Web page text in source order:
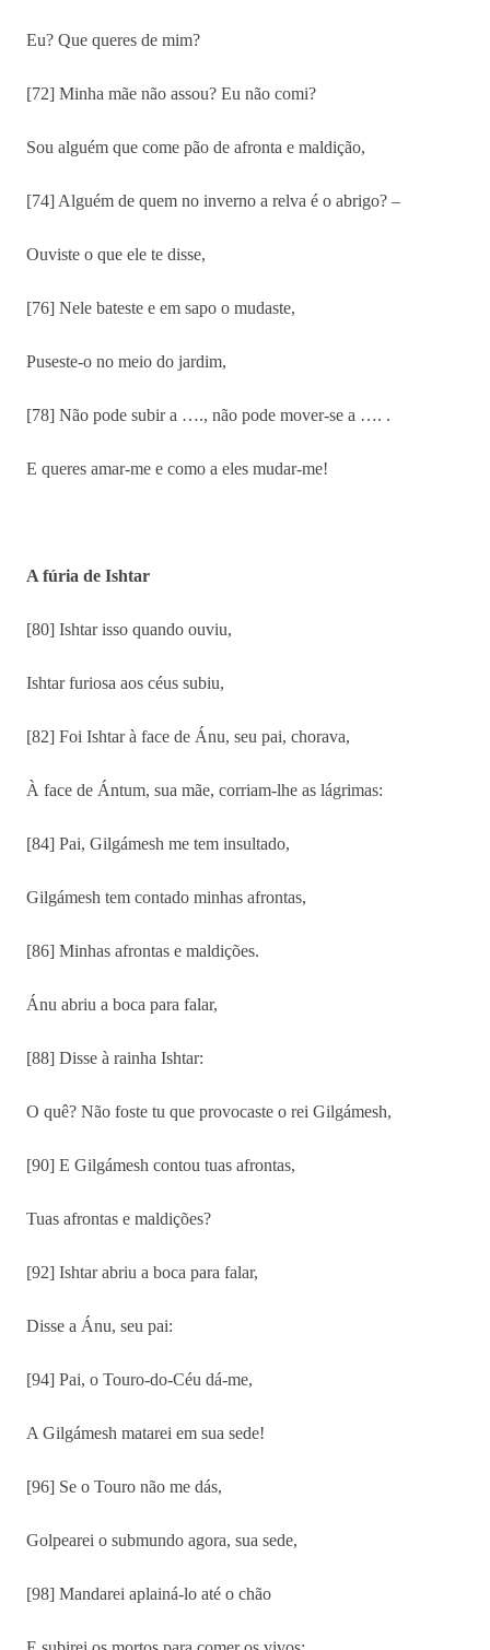
Eu? Que queres de mim?
[72] Minha mãe não assou? Eu não comi?
Sou alguém que come pão de afronta e maldição,
[74] Alguém de quem no inverno a relva é o abrigo? –
Ouviste o que ele te disse,
[76] Nele bateste e em sapo o mudaste,
Puseste-o no meio do jardim,
[78] Não pode subir a …., não pode mover-se a …. .
E queres amar-me e como a eles mudar-me!
A fúria de Ishtar
[80] Ishtar isso quando ouviu,
Ishtar furiosa aos céus subiu,
[82] Foi Ishtar à face de Ánu, seu pai, chorava,
À face de Ántum, sua mãe, corriam-lhe as lágrimas:
[84] Pai, Gilgámesh me tem insultado,
Gilgámesh tem contado minhas afrontas,
[86] Minhas afrontas e maldições.
Ánu abriu a boca para falar,
[88] Disse à rainha Ishtar:
O quê? Não foste tu que provocaste o rei Gilgámesh,
[90] E Gilgámesh contou tuas afrontas,
Tuas afrontas e maldições?
[92] Ishtar abriu a boca para falar,
Disse a Ánu, seu pai:
[94] Pai, o Touro-do-Céu dá-me,
A Gilgámesh matarei em sua sede!
[96] Se o Touro não me dás,
Golpearei o submundo agora, sua sede,
[98] Mandarei aplainá-lo até o chão